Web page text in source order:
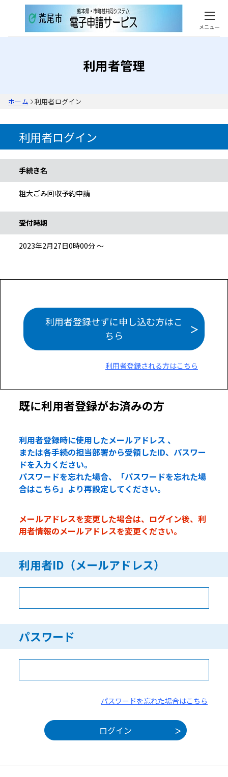
メニュー
利用者管理
ホーム 利用者ログイン
利用者ログイン
手続き名
粗大ごみ回収予約申請
受付時期
2023年2月27日0時00分 ～
利用者登録せずに申し込む方はこ
ちら
利用者登録される方はこちら
既に利用者登録がお済みの方
利用者登録時に使用したメールアドレス 、
または各手続の担当部署から受領したID、パスワー
ドを入力ください。
パスワードを忘れた場合、「パスワードを忘れた場
合はこちら」より再設定してください。
メールアドレスを変更した場合は、ログイン後、利
用者情報のメールアドレスを変更ください。
利用者ID（メールアドレス）
パスワード
パスワードを忘れた場合はこちら